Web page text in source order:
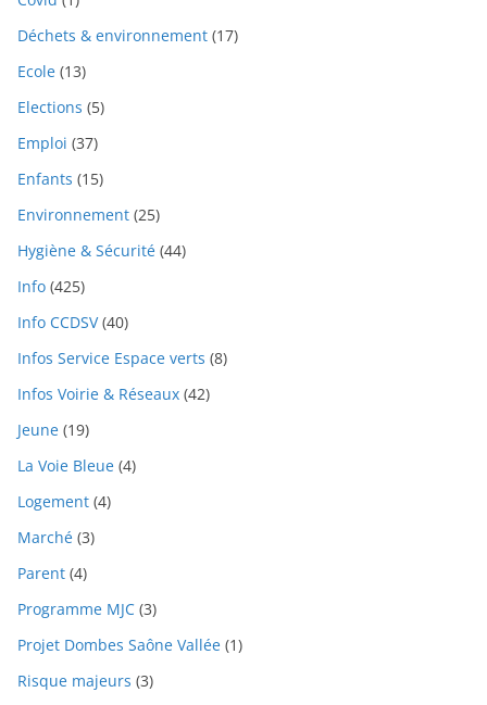
Déchets & environnement (17)
Ecole (13)
Elections (5)
Emploi (37)
Enfants (15)
Environnement (25)
Hygiène & Sécurité (44)
Info (425)
Info CCDSV(40)
Infos Service Espace verts (8)
Infos Voirie & Réseaux (42)
Jeune (19)
La Voie Bleue (4)
Logement (4)
Marché (3)
Parent (4)
Programme MJC (3)
Projet Dombes Saône Vallée (1)
Risque majeurs (3)